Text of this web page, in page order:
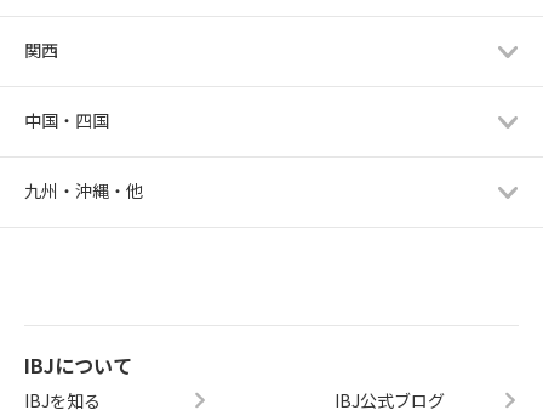
関西
中国・四国
九州・沖縄・他
IBJについて
IBJを知る IBJ公式ブログ